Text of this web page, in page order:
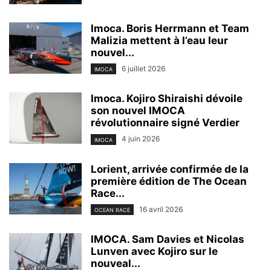
Imoca. Boris Herrmann et Team
Malizia mettent à l’eau leur
nouvel...
IMOCA 6 juillet 2026
Imoca. Kojiro Shiraishi dévoile
son nouvel IMOCA
révolutionnaire signé Verdier
IMOCA 4 juin 2026
Lorient, arrivée confirmée de la
première édition de The Ocean
Race...
OCEAN RACE 16 avril 2026
IMOCA. Sam Davies et Nicolas
Lunven avec Kojiro sur le
nouveal...